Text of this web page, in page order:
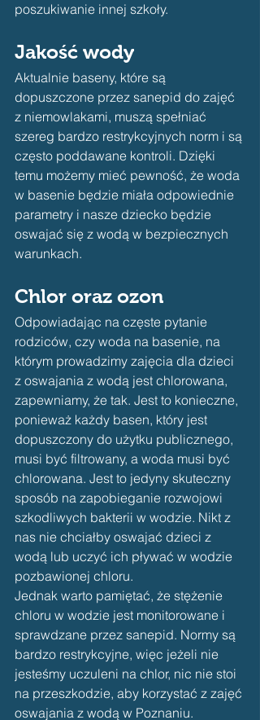
poszukiwanie innej szkoły.
Jakość wody
Aktualnie baseny, które są
dopuszczone przez sanepid do zajęć
z niemowlakami, muszą spełniać
szereg bardzo restrykcyjnych norm i są
często poddawane kontroli. Dzięki
temu możemy mieć pewność, że woda
w basenie będzie miała odpowiednie
parametry i nasze dziecko będzie
oswajać się z wodą w bezpiecznych
warunkach.
Chlor oraz ozon
Odpowiadając na częste pytanie
rodziców, czy woda na basenie, na
którym prowadzimy zajęcia dla dzieci
z oswajania z wodą jest chlorowana,
zapewniamy, że tak. Jest to konieczne,
ponieważ każdy basen, który jest
dopuszczony do użytku publicznego,
musi być filtrowany, a woda musi być
chlorowana. Jest to jedyny skuteczny
sposób na zapobieganie rozwojowi
szkodliwych bakterii w wodzie. Nikt z
nas nie chciałby oswajać dzieci z
wodą lub uczyć ich pływać w wodzie
pozbawionej chloru.
Jednak warto pamiętać, że stężenie
chloru w wodzie jest monitorowane i
sprawdzane przez sanepid. Normy są
bardzo restrykcyjne, więc jeżeli nie
jesteśmy uczuleni na chlor, nic nie stoi
na przeszkodzie, aby korzystać z zajęć
oswajania z wodą w Poznaniu.